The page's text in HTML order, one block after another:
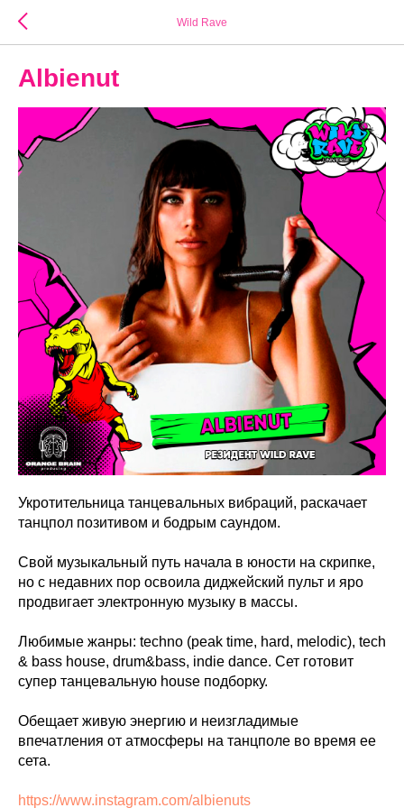
Wild Rave
Albienut
Укротительница танцевальных вибраций, раскачает
танцпол позитивом и бодрым саундом.
Свой музыкальный путь начала в юности на скрипке,
но с недавних пор освоила диджейский пульт и яро
продвигает электронную музыку в массы.
Любимые жанры: techno (peak time, hard, melodic), tech
& bass house, drum&bass, indie dance. Сет готовит
супер танцевальную house подборку.
Обещает живую энергию и неизгладимые
впечатления от атмосферы на танцполе во время ее
сета.
https://www.instagram.com/albienuts